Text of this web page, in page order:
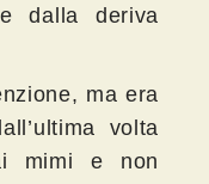
dalla deriva
ma era
volta
mimi e non